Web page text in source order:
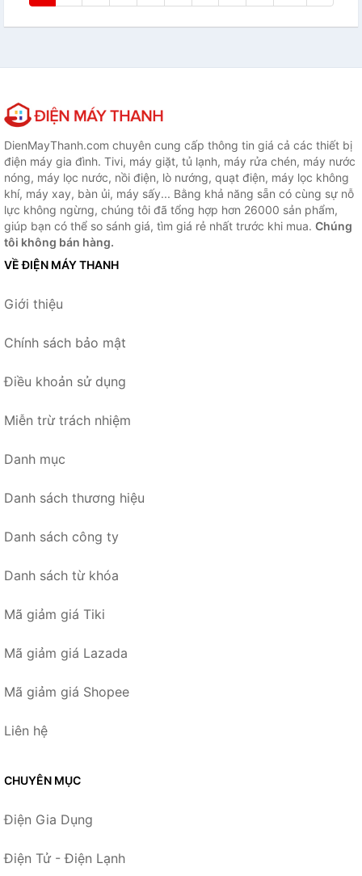
DienMayThanh.com chuyên cung cấp thông tin giá cả các thiết bị
điện máy gia đình. Tivi, máy giặt, tủ lạnh, máy rửa chén, máy nước
nóng, máy lọc nước, nồi điện, lò nướng, quạt điện, máy lọc không
khí, máy xay, bàn ủi, máy sấy... Bằng khả năng sẵn có cùng sự nỗ
lực không ngừng, chúng tôi đã tổng hợp hơn 26000 sản phẩm,
giúp bạn có thể so sánh giá, tìm giá rẻ nhất trước khi mua. Chúng
tôi không bán hàng.
VỀ ĐIỆN MÁY THANH
Giới thiệu
Chính sách bảo mật
Điều khoản sử dụng
Miễn trừ trách nhiệm
Danh mục
Danh sách thương hiệu
Danh sách công ty
Danh sách từ khóa
Mã giảm giá Tiki
Mã giảm giá Lazada
Mã giảm giá Shopee
Liên hệ
CHUYÊN MỤC
Điện Gia Dụng
Điện Tử - Điện Lạnh